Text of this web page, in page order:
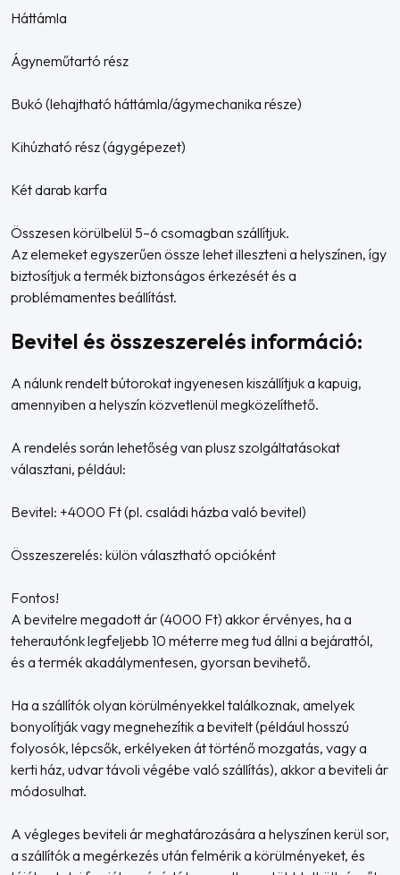
Háttámla
Ágyneműtartó rész
Bukó (lehajtható háttámla/ágymechanika része)
Kihúzható rész (ágygépezet)
Két darab karfa
Összesen körülbelül 5–6 csomagban szállítjuk.
Az elemeket egyszerűen össze lehet illeszteni a helyszínen, így
biztosítjuk a termék biztonságos érkezését és a
problémamentes beállítást.
Bevitel és összeszerelés információ:
A nálunk rendelt bútorokat ingyenesen kiszállítjuk a kapuig,
amennyiben a helyszín közvetlenül megközelíthető.
A rendelés során lehetőség van plusz szolgáltatásokat
választani, például:
Bevitel: +4000 Ft (pl. családi házba való bevitel)
Összeszerelés: külön választható opcióként
Fontos!
A bevitelre megadott ár (4000 Ft) akkor érvényes, ha a
teherautónk legfeljebb 10 méterre meg tud állni a bejárattól,
és a termék akadálymentesen, gyorsan bevihető.
Ha a szállítók olyan körülményekkel találkoznak, amelyek
bonyolítják vagy megnehezítik a bevitelt (például hosszú
folyosók, lépcsők, erkélyeken át történő mozgatás, vagy a
kerti ház, udvar távoli végébe való szállítás), akkor a beviteli ár
módosulhat.
A végleges beviteli ár meghatározására a helyszínen kerül sor,
a szállítók a megérkezés után felmérik a körülményeket, és